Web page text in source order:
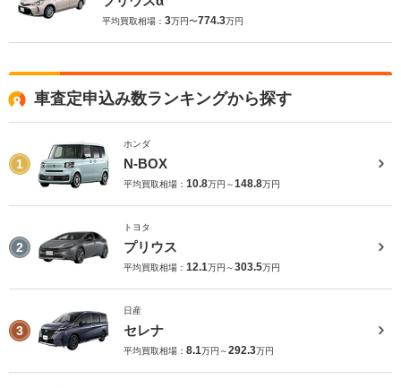
平均買取相場： 3万円〜774.3万円
車査定申込み数ランキングから探す
1
ホンダ
N-BOX
平均買取相場： 10.8万円～148.8万円
2
トヨタ
プリウス
平均買取相場： 12.1万円～303.5万円
3
日産
セレナ
平均買取相場： 8.1万円～292.3万円